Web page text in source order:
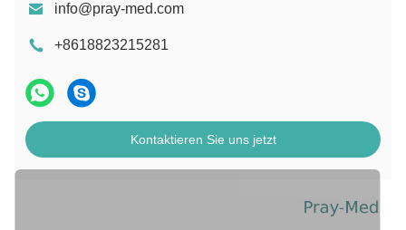
info@pray-med.com
+8618823215281
Kontaktieren Sie uns jetzt